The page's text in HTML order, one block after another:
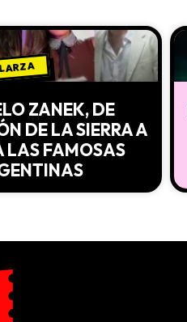
ZANEK, DE
DE LA SIERRA A
LAS FAMOSAS